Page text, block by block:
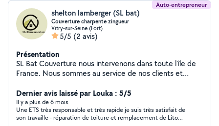
Auto-entrepreneur
shelton lamberger (SL bat)
Couverture charpente zingueur
Vitry-sur-Seine (Fort)
5/5 (2 avis)
Présentation
SL Bat Couverture nous intervenons dans toute l'île de
France. Nous sommes au service de nos clients et
prestations. Des travaux de toitures, d'étanchéité, de
zinguerie et de velux nos artisans sont formés
spécialement pour vos travaux de couverture mais aussi
pour réaliser vos projet de ravalement, revêtements et
Dernier avis laissé par Louka : 5/5
Il y a plus de 6 mois
Une ETS très responsable et très rapide je suis très satisfait de
son travaille - réparation de toiture et remplacement de Lito